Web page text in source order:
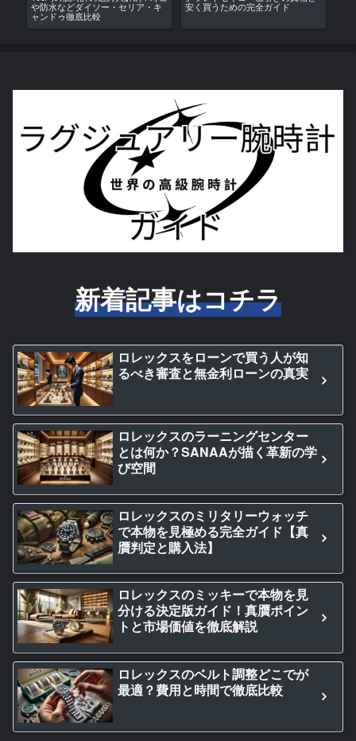
や防水などダイソー・セリア・キ
ャンドゥ徹底比較
安く買うための完全ガイド
新着記事はコチラ
ロレックスをローンで買う人が知
るべき審査と無金利ローンの真実
ロレックスのラーニングセンター
とは何か？SANAAが描く革新の学
び空間
ロレックスのミリタリーウォッチ
で本物を見極める完全ガイド【真
贋判定と購入法】
ロレックスのミッキーで本物を見
分ける決定版ガイド！真贋ポイン
トと市場価値を徹底解説
ロレックスのベルト調整どこでが
最適？費用と時間で徹底比較